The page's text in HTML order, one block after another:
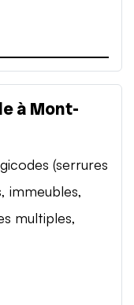
à Mont-
(serrures
immeubles,
multiples,